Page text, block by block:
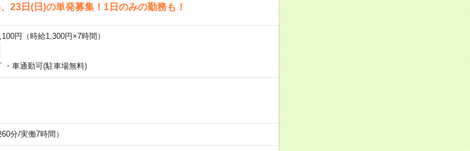
23日(日)の単発募集！1日のみの勤務も！
円（時給1,300円×7時間）
・車通勤可(駐車場無料)
分/実働7時間）